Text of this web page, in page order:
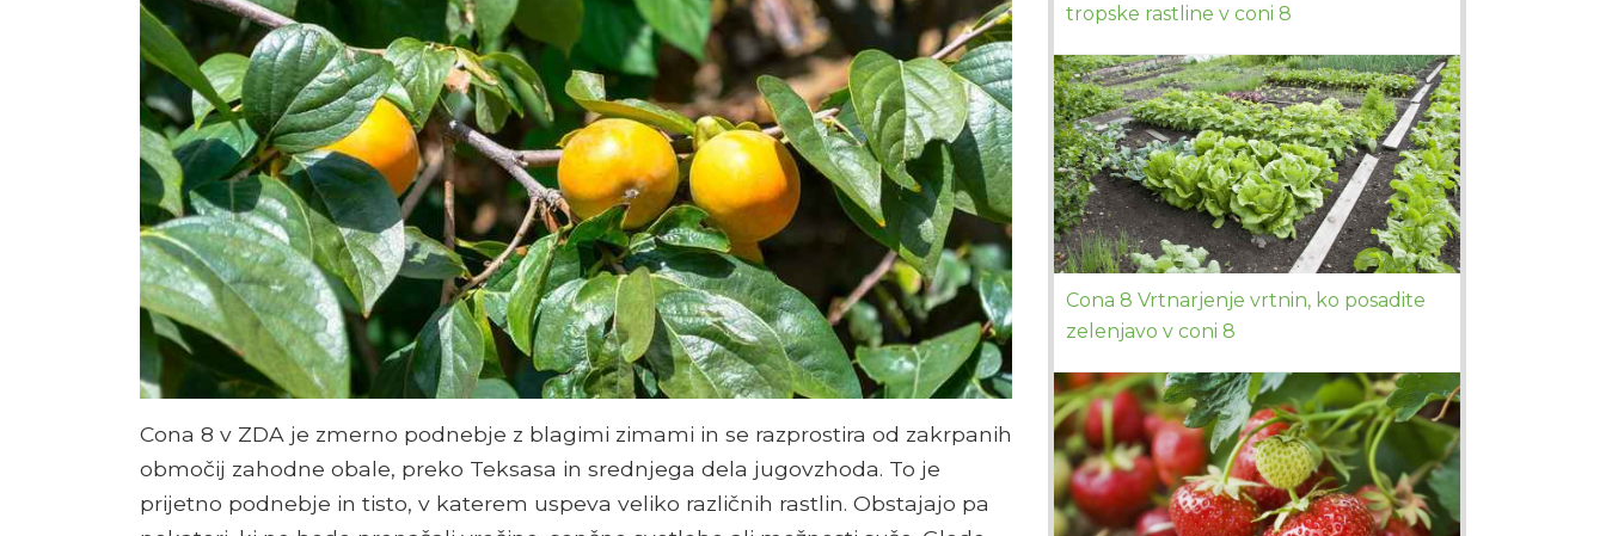
Cona 8 v ZDA je zmerno podnebje z blagimi zimami in se razprostira od zakrpanih
območij zahodne obale, preko Teksasa in srednjega dela jugovzhoda. To je
prijetno podnebje in tisto, v katerem uspeva veliko različnih rastlin. Obstajajo pa
tropske rastline v coni 8
Cona 8 Vrtnarjenje vrtnin, ko posadite
zelenjavo v coni 8